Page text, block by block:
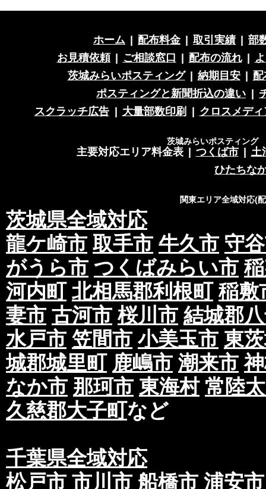
ホーム 配布料金 取引実績
部
お見積依頼
ご相談窓口 配布の流れ
茨城みらいポスティング
納期目安
ポスティングと新聞折込の違い
スクラッチ広告
大量部数印刷 クロスメディ
茨城みらいポスティング
主要対応エリア料金表 つくば市
土
ひたちな
関東エリア全域対応(
茨城県全域対応
龍ケ崎市 取手市 牛久市 守
がうら市 つくばみらい市
河内町 北相馬郡利根町 稲敷
妻市 古河市 桜川市 結城郡
水戸市 笠間市 小美玉市 東
城郡城里町 鹿嶋市 潮来市
なか市 那珂市 東海村 常陸
久慈郡大子町など
千葉県全域対応
松戸市 市川市 船橋市 浦安市